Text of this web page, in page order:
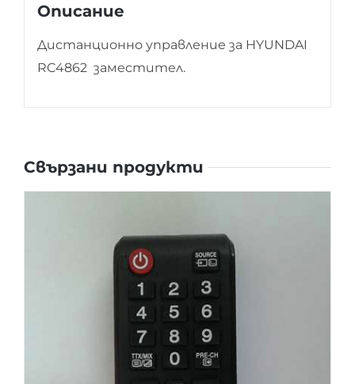
Описание
Дистанционно управление за HYUNDAI
RC4862 заместител.
Свързани продукти